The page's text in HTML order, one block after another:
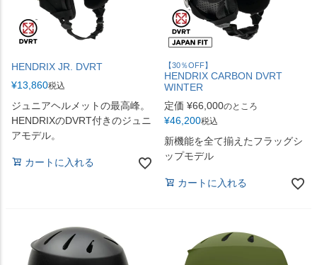
HENDRIX JR. DVRT
¥13,860税込
ジュニアヘルメットの最高峰。
HENDRIXのDVRT付きのジュニ
アモデル。
カートに入れる
【30％OFF】
HENDRIX CARBON DVRT
WINTER
定価 ¥66,000のところ
¥46,200税込
新機能を全て揃えたフラッグシ
ップモデル
カートに入れる